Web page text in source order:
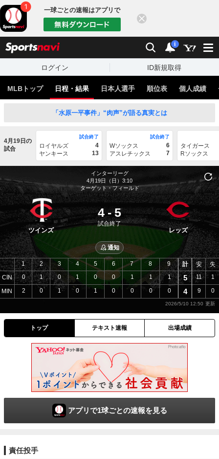
一球ごとの速報はアプリで
検索 通知
i
ログイン ID新規取得
MLBトップ 日程・結果 日本人選手 順位表 個人成績
「水原一平事件」“肉声”が語る真実とは
4月19日の
試合
試合終了
ロイヤルズ
4
ヤンキース
13
試合終了
Wソックス
6
アスレチックス
7
タイガース
Rソックス
インターリーグ
4月19日（日）3:10
ターゲット・フィールド
ツインズ
4 - 5
試合終了
レッズ
通知
CIN
MIN
1 2 3 4 5 6 7 8
9
0
1 0 1 0 0 1 1
1
2
0 1 0 1 0 0 0 0
計 安 失
5 11 1
4 9 0
2026/5/10 12:50
トップ テキスト速報 出場成績
アプリで1球ごとの速報を見る
責任投手